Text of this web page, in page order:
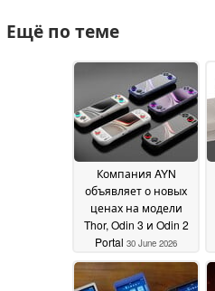
Ещё по теме
Компания AYN
объявляет о новых
ценах на модели
Thor, Odin 3 и Odin 2
Portal 30 June 2026